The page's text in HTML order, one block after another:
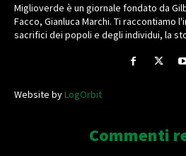
Miglioverde è un giornale fondato da
Facco, Gianluca Marchi. Ti raccontiamo
sacrifici dei popoli e degli individui, la
Website byLogOrbit
Commenti